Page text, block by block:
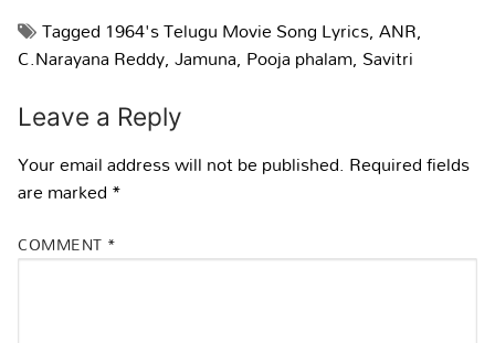
Tagged 1964's Telugu Movie Song Lyrics,ANR,
C.Narayana Reddy,Jamuna, Pooja phalam, Savitri
Leave a Reply
Your email address will not be published. Required fields
are marked*
COMMENT *